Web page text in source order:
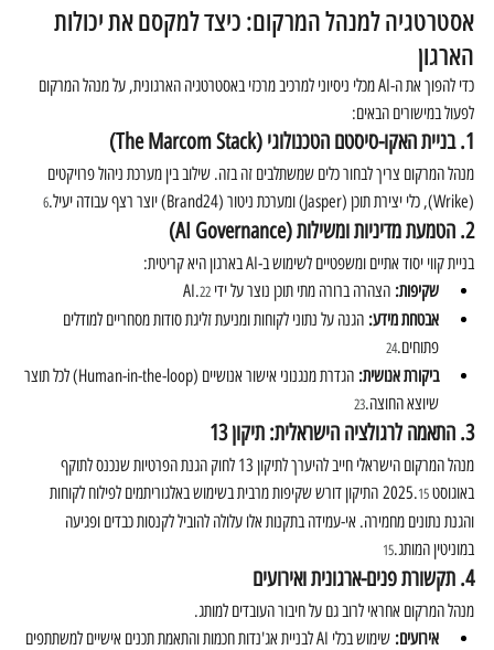
אסטרטגיה למנהל המרקום: כיצד למקסם את יכולות
הארגון
כדי להפוך את ה-AI מכלי ניסיוני למרכיב מרכזי באסטרטגיה הארגונית, על מנהל המרקום
לפעול במישורים הבאים:
1. בניית האקו-סיסטם הטכנולוגי (The Marcom Stack)
מנהל המרקום צריך לבחור כלים שמשתלבים זה בזה. שילוב בין מערכת ניהול פרויקטים
(Wrike), כלי יצירת תוכן (Jasper) ומערכת ניטור (Brand24) יוצר רצף עבודה יעיל.
6
2. הטמעת מדיניות ומשילות (AI Governance)
בניית קווי יסוד אתיים ומשפטיים לשימוש ב-AI בארגון היא קריטית:
שקיפות: הצהרה ברורה מתי תוכן נוצר על ידי AI. 22
אבטחת מידע: הגנה על נתוני לקוחות ומניעת זליגת סודות מסחריים למודלים
פתוחים.24
ביקורת אנושית:
הגדרת מנגנוני אישור אנושיים (Human-in-the-loop) לכל תוצר
שיוצא החוצה.23
3. התאמה לרגולציה הישראלית: תיקון 13
מנהל המרקום הישראלי חייב להיערך לתיקון 13 לחוק הגנת הפרטיות שנכנס לתוקף
באוגוסט 2025.15
התיקון דורש שקיפות מרבית בשימוש באלגוריתמים לפילוח לקוחות
והגנת נתונים מחמירה. אי-עמידה בתקנות אלו עלולה להוביל לקנסות כבדים ופגיעה
במוניטין המותג.15
4. תקשורת פנים-ארגונית ואירועים
מנהל המרקום אחראי לרוב גם על חיבור העובדים למותג.
אירועים:
שימוש בכלי AI לבניית אג'נדות חכמות והתאמת תכנים אישיים למשתתפים